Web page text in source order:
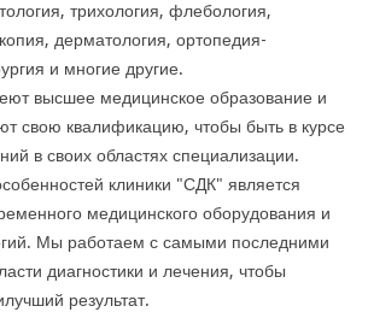
трихология, флебология,
дерматология, ортопедия-
и многие другие.
высшее медицинское образование и
свою квалификацию, чтобы быть в курсе
в своих областях специализации.
клиники "СДК" является
медицинского оборудования и
Мы работаем с самыми последними
диагностики и лечения, чтобы
результат.